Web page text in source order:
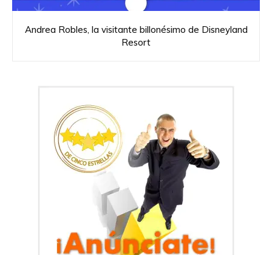
Andrea Robles, la visitante billonésimo de Disneyland
Resort